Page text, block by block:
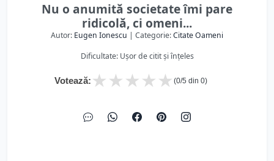
Nu o anumită societate îmi pare
ridicolă, ci omeni...
Autor: Eugen Ionescu | Categorie:Citate Oameni
Dificultate: Ușor de citit și înțeles
Votează: ★
★
★
★
★ (0/5 din 0)